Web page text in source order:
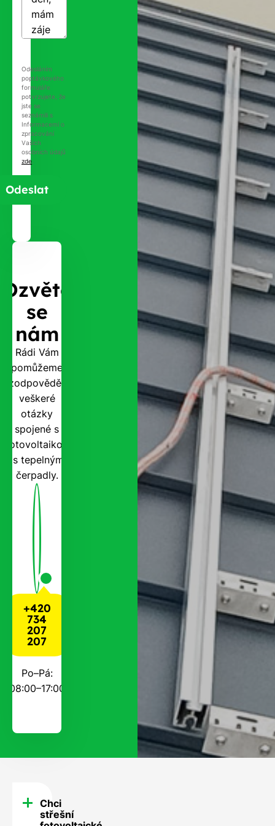
Ozvěte
se
nám
Rádi Vám
pomůžeme
zodpovědět
veškeré
otázky
spojené s
fotovoltaikou
i s tepelnými
čerpadly.
+420
734
207
207
Po–Pá:
08:00–17:00
Odesláním
poptávkového
formuláře
potvrzujete, že
jste se
seznámili s
Informacemi o
zpracování
Vašich
osobních údajů
zde
FAQChci
střešní